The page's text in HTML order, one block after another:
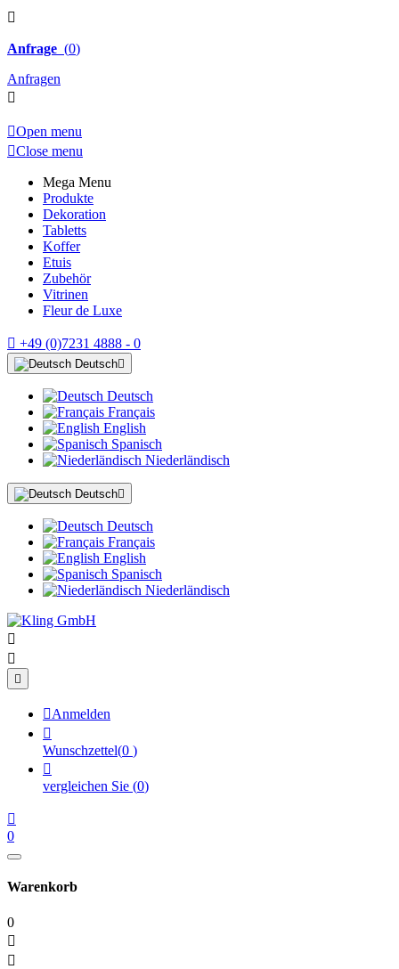

Anfrage (0)
Anfragen

Open menu
Close menu
Mega Menu
Produkte
Dekoration
Tabletts
Koffer
Etuis
Zubehör
Vitrinen
Fleur de Luxe
 +49 (0)7231 4888 - 0
Deutsch
Deutsch
Français
English
Spanisch
Niederländisch
Deutsch
Deutsch
Français
English
Spanisch
Niederländisch



Anmelden

Wunschzettel(0 )

vergleichen Sie (0)

0
Warenkorb
0

